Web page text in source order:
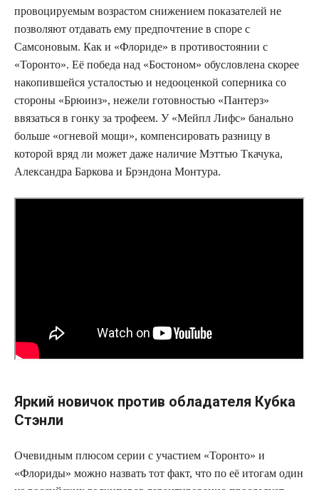
провоцируемым возрастом снижением показателей не
позволяют отдавать ему предпочтение в споре с
Самсоновым. Как и «Флориде» в противостоянии с
«Торонто». Её победа над «Бостоном» обусловлена скорее
накопившейся усталостью и недооценкой соперника со
стороны «Брюинз», нежели готовностью «Пантерз»
ввязаться в гонку за трофеем. У «Мейпл Лифс» банально
больше «огневой мощи», компенсировать разницу в
которой вряд ли может даже наличие Мэттью Ткачука,
Александра Баркова и Брэндона Монтура.
Яркий новичок против обладателя Кубка
Стэнли
Очевидным плюсом серии с участием «Торонто» и
«Флориды» можно назвать тот факт, что по её итогам один